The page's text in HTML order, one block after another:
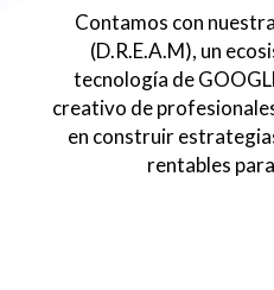
Contamos con
(D.R.E.A.M), un
tecnología de
creativo de
en construir
rentables